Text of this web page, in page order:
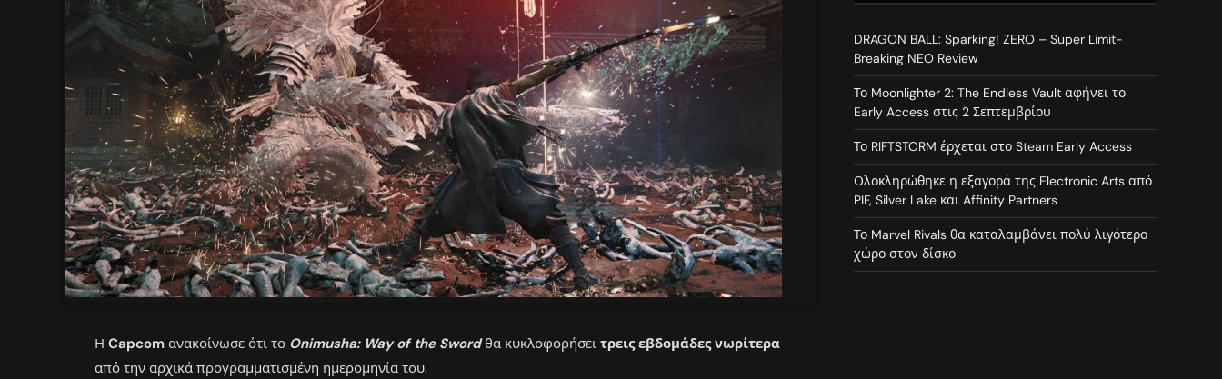
ΗCapcom ανακοίνωσε ότι το Onimusha: Way of the Swordθα κυκλοφορήσειτρεις εβδομάδες νωρίτερα
από την αρχικά προγραμματισμένη ημερομηνία του.
DRAGON BALL: Sparking! ZERO – Super Limit-
Breaking NEO Review
Το Moonlighter 2: The Endless Vault αφήνει το
Early Access στις 2 Σεπτεμβρίου
Το RIFTSTORM έρχεται στο Steam Early Access
Ολοκληρώθηκε η εξαγορά της Electronic Arts από
PIF, Silver Lake και Affinity Partners
Το Marvel Rivals θα καταλαμβάνει πολύ λιγότερο
χώρο στον δίσκο